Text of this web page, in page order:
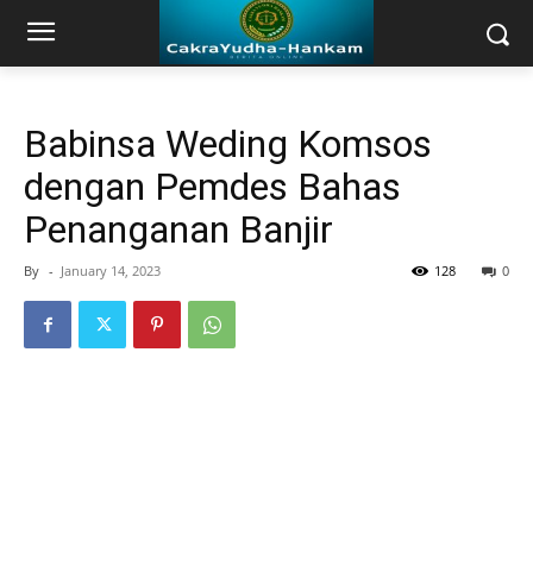
Babinsa Weding Komsos
dengan Pemdes Bahas
Penanganan Banjir
By - January 14, 2023 0
128